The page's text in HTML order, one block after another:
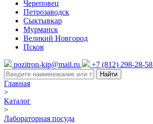
Череповец
Петрозаводск
Сыктывкар
Мурманск
Великий Новгород
Псков
pozitron-kip@mail.ru +7 (812) 298-28-58
Найти
Главная
>
Каталог
>
Лабораторная посуда